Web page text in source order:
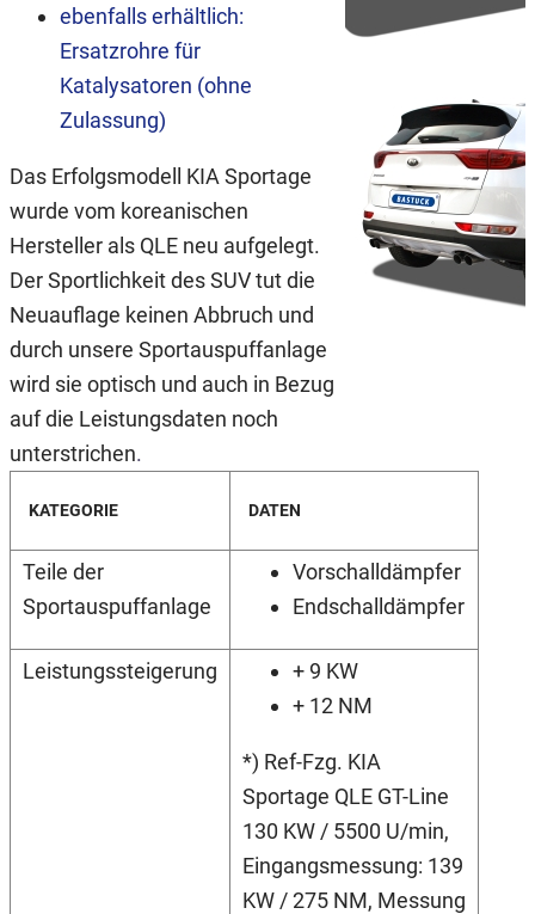
ebenfalls erhältlich:
Ersatzrohre für
Katalysatoren (ohne
Zulassung)
Das Erfolgsmodell KIA Sportage
wurde vom koreanischen
Hersteller als QLE neu aufgelegt.
Der Sportlichkeit des SUV tut die
Neuauflage keinen Abbruch und
durch unsere Sportauspuffanlage
wird sie optisch und auch in Bezug
auf die Leistungsdaten noch
unterstrichen.
KATEGORIE DATEN
Teile der
Sportauspuffanlage
Vorschalldämpfer
Endschalldämpfer
Leistungssteigerung
+ 9 KW
+ 12 NM
*) Ref-Fzg. KIA
Sportage QLE GT-Line
130 KW / 5500 U/min,
Eingangsmessung: 139
KW / 275 NM, Messung